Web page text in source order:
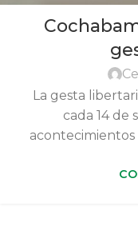
La gesta
cada 14 de
acontecimientos